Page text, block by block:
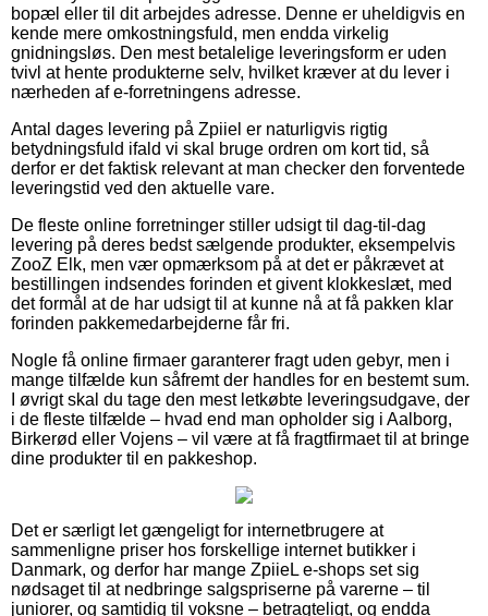
bopæl eller til dit arbejdes adresse. Denne er uheldigvis en
kende mere omkostningsfuld, men endda virkelig
gnidningsløs. Den mest betalelige leveringsform er uden
tvivl at hente produkterne selv, hvilket kræver at du lever i
nærheden af e-forretningens adresse.
Antal dages levering på Zpiiel er naturligvis rigtig
betydningsfuld ifald vi skal bruge ordren om kort tid, så
derfor er det faktisk relevant at man checker den forventede
leveringstid ved den aktuelle vare.
De fleste online forretninger stiller udsigt til dag-til-dag
levering på deres bedst sælgende produkter, eksempelvis
ZooZ Elk, men vær opmærksom på at det er påkrævet at
bestillingen indsendes forinden et givent klokkeslæt, med
det formål at de har udsigt til at kunne nå at få pakken klar
forinden pakkemedarbejderne får fri.
Nogle få online firmaer garanterer fragt uden gebyr, men i
mange tilfælde kun såfremt der handles for en bestemt sum.
I øvrigt skal du tage den mest letkøbte leveringsudgave, der
i de fleste tilfælde – hvad end man opholder sig i Aalborg,
Birkerød eller Vojens – vil være at få fragtfirmaet til at bringe
dine produkter til en pakkeshop.
Det er særligt let gængeligt for internetbrugere at
sammenligne priser hos forskellige internet butikker i
Danmark, og derfor har mange ZpiieL e-shops set sig
nødsaget til at nedbringe salgspriserne på varerne – til
juniorer, og samtidig til voksne – betragteligt, og endda